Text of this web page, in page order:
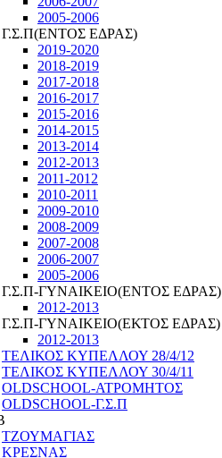
2005-2006
Γ.Σ.Π(ΕΝΤΟΣ ΕΔΡΑΣ)
2019-2020
2018-2019
2017-2018
2016-2017
2015-2016
2014-2015
2013-2014
2012-2013
2011-2012
2010-2011
2009-2010
2008-2009
2007-2008
2006-2007
2005-2006
Γ.Σ.Π-ΓΥΝΑΙΚΕΙΟ(ΕΝΤΟΣ ΕΔΡΑΣ)
2012-2013
Γ.Σ.Π-ΓΥΝΑΙΚΕΙΟ(ΕΚΤΟΣ ΕΔΡΑΣ)
2012-2013
ΤΕΛΙΚΟΣ ΚΥΠΕΛΛΟΥ 28/4/12
ΤΕΛΙΚΟΣ ΚΥΠΕΛΛΟΥ 30/4/11
OLDSCHOOL-ΑΤΡΟΜΗΤΟΣ
OLDSCHOOL-Γ.Σ.Π
ΤΖΟΥΜΑΓΙΑΣ
ΚΡΕΣΝΑΣ